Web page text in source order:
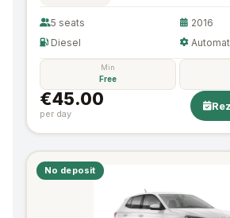
5 seats
2016
Diesel
Min
Free
€45.00
per day
No deposit